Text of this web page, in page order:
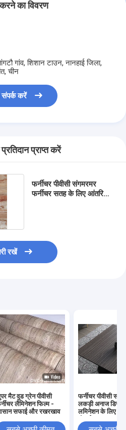
का विवरण
गांव, शिशान टाउन, नानहाई जिला,
चीन
करें
प्राप्त करें
फर्नीचर पीवीसी संगमरमर
फर्नीचर सतह के लिए आंतरिक
रखें
मैट वुड ग्रेन पीवीसी
लैमिनेशन फिल्म -
सफाई और रखरखाव
फर्नीचर पीवीसी
लकड़ी अनाज
लमिनेशन के लिए